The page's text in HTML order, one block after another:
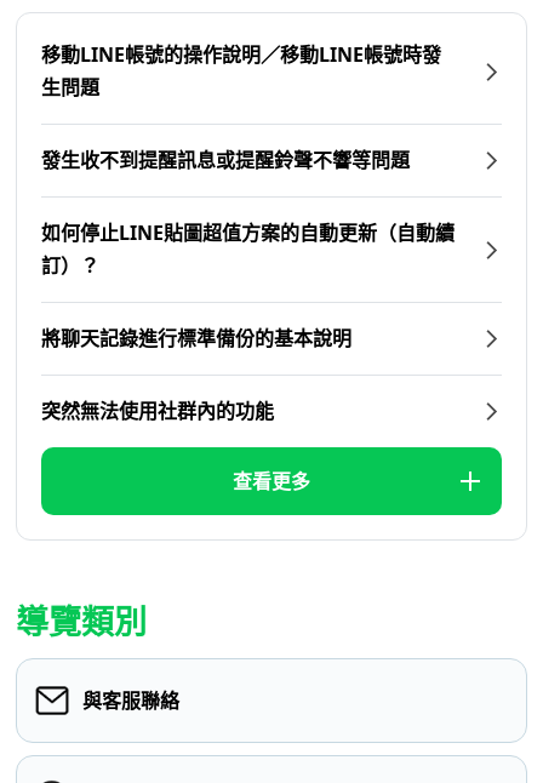
移動LINE帳號的操作說明／移動LINE帳號時發
生問題
發生收不到提醒訊息或提醒鈴聲不響等問題
如何停止LINE貼圖超值方案的自動更新（自動續
訂）？
將聊天記錄進行標準備份的基本說明
突然無法使用社群內的功能
查看更多
導覽類別
與客服聯絡